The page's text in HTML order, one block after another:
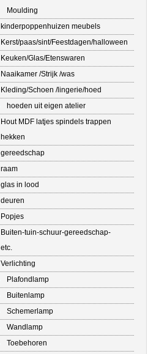
Moulding
kinderpoppenhuizen meubels
Kerst/paas/sint/Feestdagen/halloween
Keuken/Glas/Etenswaren
Naaikamer /Strijk /was
Kleding/Schoen /lingerie/hoed
hoeden uit eigen atelier
Hout MDF latjes spindels trappen
hekken
gereedschap
raam
glas in lood
deuren
Popjes
Buiten-tuin-schuur-gereedschap-
etc.
Verlichting
Plafondlamp
Buitenlamp
Schemerlamp
Wandlamp
Toebehoren